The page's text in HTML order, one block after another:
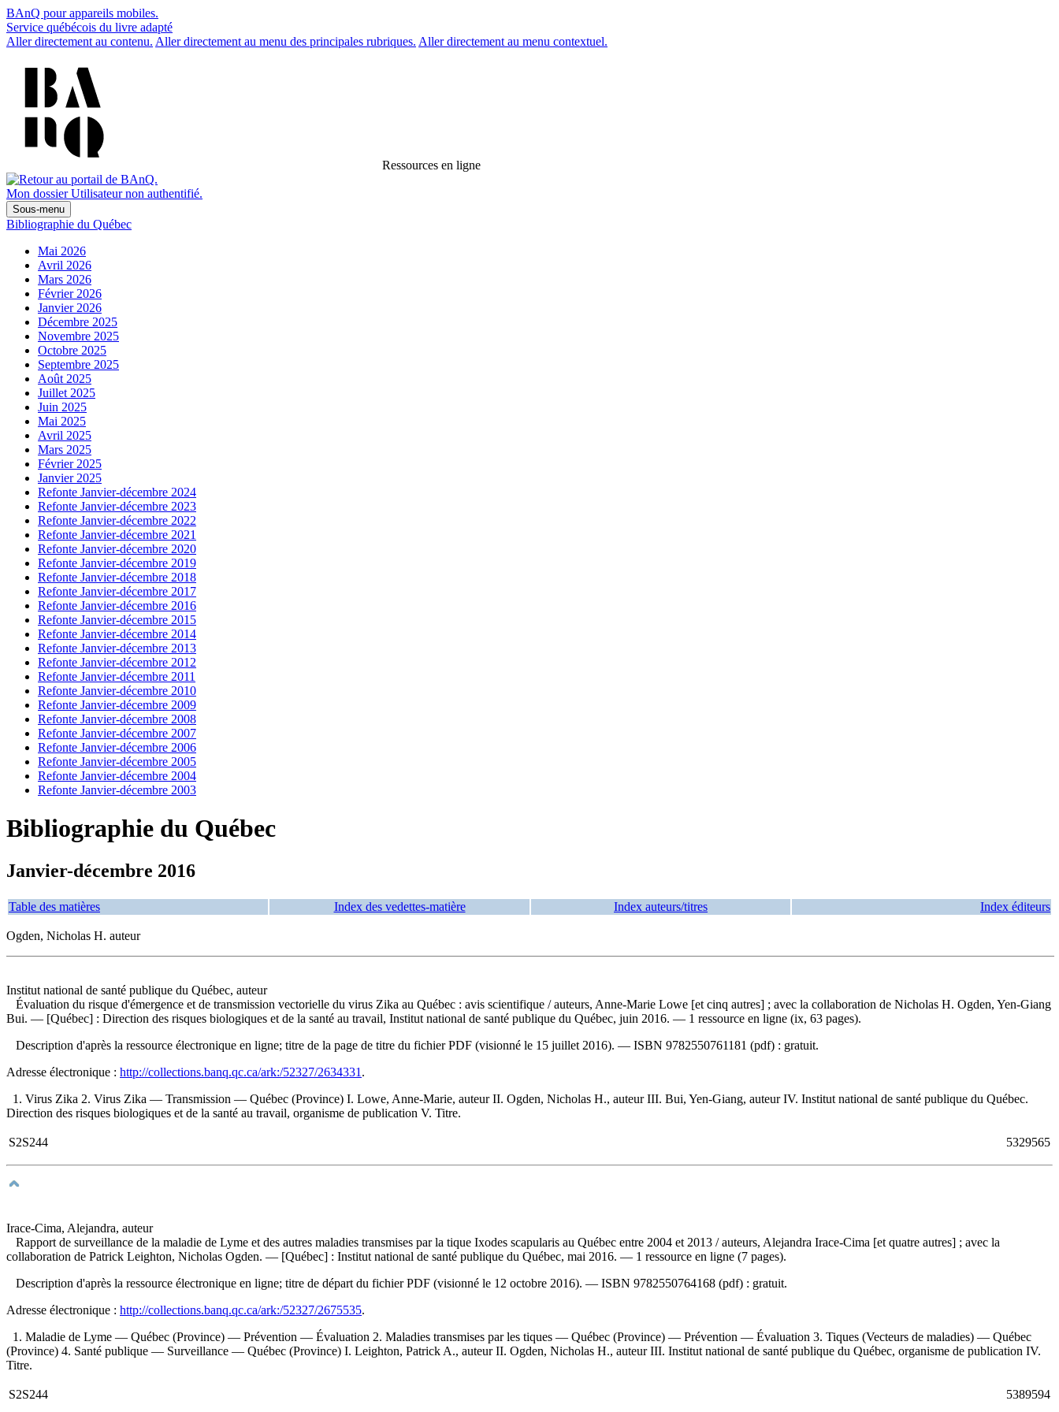
BAnQ pour appareils mobiles.
Service québécois du livre adapté
Aller directement au contenu. Aller directement au menu des principales rubriques. Aller directement au menu contextuel.
Ressources en ligne
Mon dossier Utilisateur non authentifié.
Sous-menu
Bibliographie du Québec
Mai 2026
Avril 2026
Mars 2026
Février 2026
Janvier 2026
Décembre 2025
Novembre 2025
Octobre 2025
Septembre 2025
Août 2025
Juillet 2025
Juin 2025
Mai 2025
Avril 2025
Mars 2025
Février 2025
Janvier 2025
Refonte Janvier-décembre 2024
Refonte Janvier-décembre 2023
Refonte Janvier-décembre 2022
Refonte Janvier-décembre 2021
Refonte Janvier-décembre 2020
Refonte Janvier-décembre 2019
Refonte Janvier-décembre 2018
Refonte Janvier-décembre 2017
Refonte Janvier-décembre 2016
Refonte Janvier-décembre 2015
Refonte Janvier-décembre 2014
Refonte Janvier-décembre 2013
Refonte Janvier-décembre 2012
Refonte Janvier-décembre 2011
Refonte Janvier-décembre 2010
Refonte Janvier-décembre 2009
Refonte Janvier-décembre 2008
Refonte Janvier-décembre 2007
Refonte Janvier-décembre 2006
Refonte Janvier-décembre 2005
Refonte Janvier-décembre 2004
Refonte Janvier-décembre 2003
Bibliographie du Québec
Janvier-décembre 2016
Table des matières Index des vedettes-matière Index auteurs/titres Index éditeurs
Ogden, Nicholas H. auteur
Institut national de santé publique du Québec, auteur
Évaluation du risque d'émergence et de transmission vectorielle du virus Zika au Québec : avis scientifique / auteurs, Anne-Marie Lowe [et cinq autres] ; avec la collaboration de Nicholas H. Ogden, Yen-Giang
Bui. — [Québec] : Direction des risques biologiques et de la santé au travail, Institut national de santé publique du Québec, juin 2016. — 1 ressource en ligne (ix, 63 pages).
Description d'après la ressource électronique en ligne; titre de la page de titre du fichier PDF (visionné le 15 juillet 2016). — ISBN 9782550761181 (pdf) : gratuit.
Adresse électronique : http://collections.banq.qc.ca/ark:/52327/2634331 .
1. Virus Zika 2. Virus Zika — Transmission — Québec (Province) I. Lowe, Anne-Marie, auteur II. Ogden, Nicholas H., auteur III. Bui, Yen-Giang, auteur IV. Institut national de santé publique du Québec.
Direction des risques biologiques et de la santé au travail, organisme de publication V. Titre.
S2S244 5329565
Irace-Cima, Alejandra, auteur
Rapport de surveillance de la maladie de Lyme et des autres maladies transmises par la tique Ixodes scapularis au Québec entre 2004 et 2013 / auteurs, Alejandra Irace-Cima [et quatre autres] ; avec la
collaboration de Patrick Leighton, Nicholas Ogden. — [Québec] : Institut national de santé publique du Québec, mai 2016. — 1 ressource en ligne (7 pages).
Description d'après la ressource électronique en ligne; titre de départ du fichier PDF (visionné le 12 octobre 2016). — ISBN 9782550764168 (pdf) : gratuit.
Adresse électronique : http://collections.banq.qc.ca/ark:/52327/2675535.
1. Maladie de Lyme — Québec (Province) — Prévention — Évaluation 2. Maladies transmises par les tiques — Québec (Province) — Prévention — Évaluation 3. Tiques (Vecteurs de maladies) — Québec
(Province) 4. Santé publique — Surveillance — Québec (Province) I. Leighton, Patrick A., auteur II. Ogden, Nicholas H., auteur III. Institut national de santé publique du Québec, organisme de publication IV.
Titre.
S2S244 5389594